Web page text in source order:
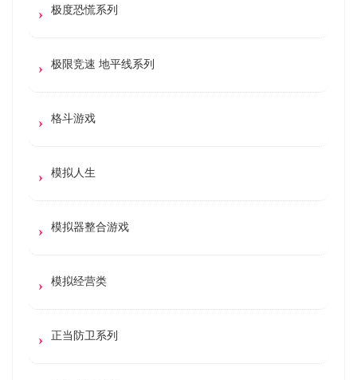
极度恐慌系列
极限竞速 地平线系列
格斗游戏
模拟人生
模拟器整合游戏
模拟经营类
正当防卫系列